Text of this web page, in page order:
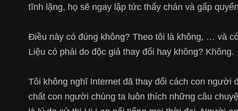
tĩnh lặng, họ sẽ ngay lập tức thấy chán và gấp
Điều này có đúng không? Theo tôi là không, … và
Liệu có phải do độc giả thay đổi hay không? Không.
Tôi không nghĩ Internet đã thay đổi cách con người
chất con người chúng ta luôn thích những câu